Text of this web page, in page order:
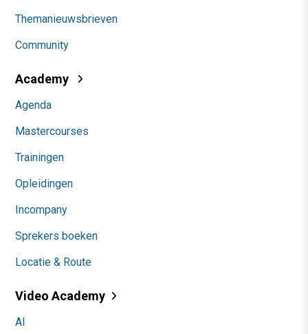
Themanieuwsbrieven
Community
Academy
Agenda
Mastercourses
Trainingen
Opleidingen
Incompany
Sprekers boeken
Locatie & Route
Video Academy
AI